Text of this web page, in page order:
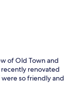
of Old Town and
renovated
so friendly and